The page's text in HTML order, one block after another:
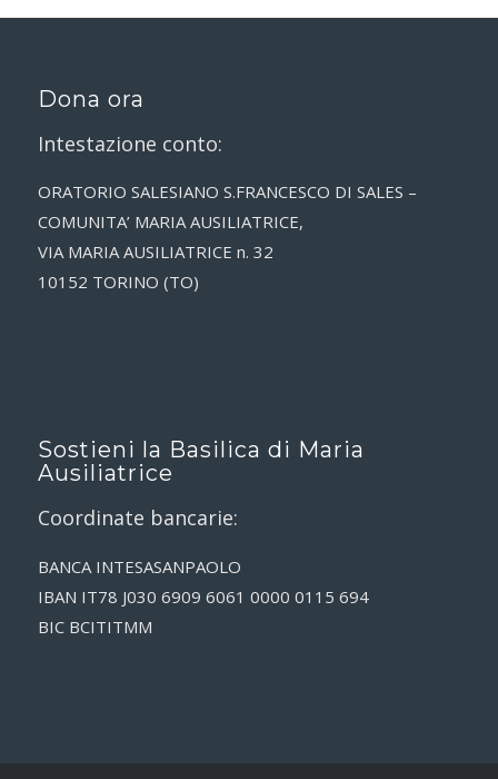
Dona ora
Intestazione conto:
ORATORIO SALESIANO S.FRANCESCO DI SALES –
COMUNITA’ MARIA AUSILIATRICE,
VIA MARIA AUSILIATRICE n. 32
10152 TORINO (TO)
Sostieni la Basilica di Maria
Ausiliatrice
Coordinate bancarie:
BANCA INTESASANPAOLO
IBAN IT78 J030 6909 6061 0000 0115 694
BIC BCITITMM